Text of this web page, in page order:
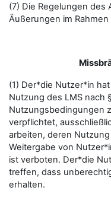
(7) Die Regelungen des
Äußerungen im
(1) Der*die Nutzer*in
Nutzung des LMS nach
Nutzungsbedingungen
verpflichtet,
arbeiten, deren
Weitergabe von
ist verboten. Der*die
treffen, dass
erhalten.